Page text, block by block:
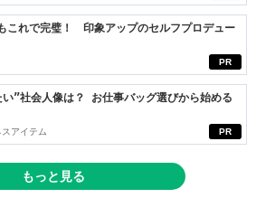
PR
これで完璧！ 印象アップのセルフプロデュー
PR
”社会人像は？ お仕事バッグ選びから始める
アイテム
もっと見る